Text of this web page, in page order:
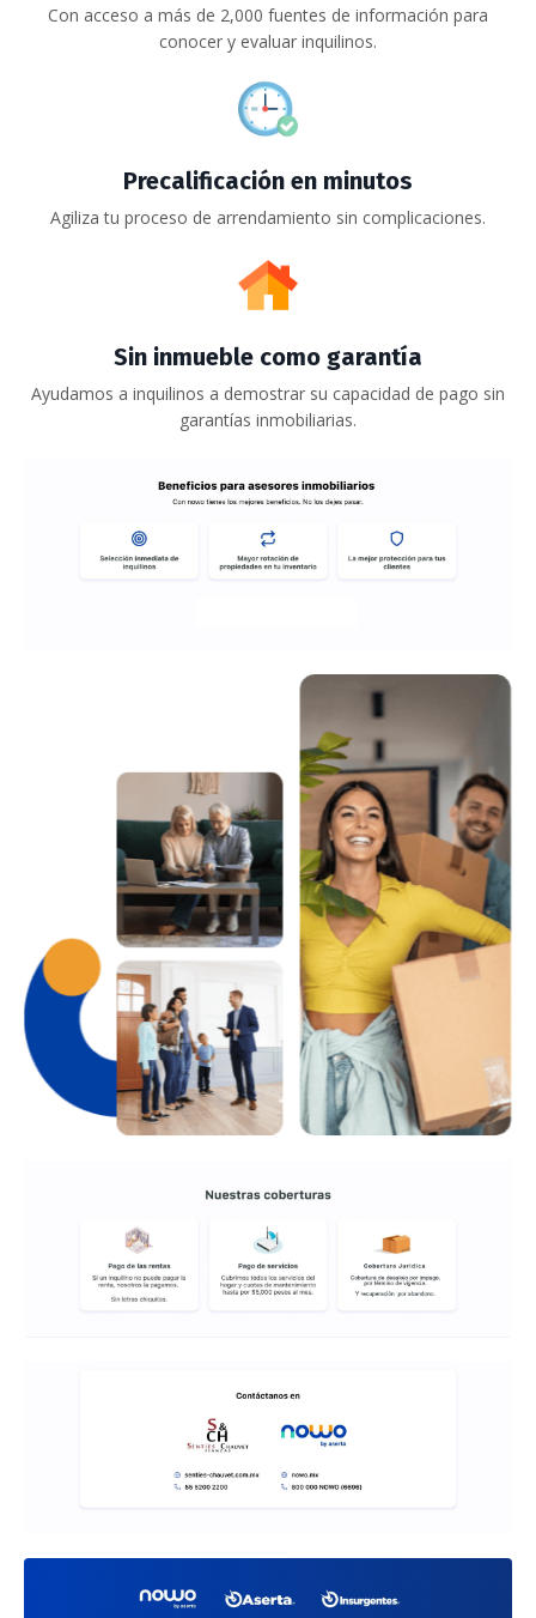
Con acceso a más de 2,000 fuentes de información para
conocer y evaluar inquilinos.
Precalificación en minutos
Agiliza tu proceso de arrendamiento sin complicaciones.
Sin inmueble como garantía
Ayudamos a inquilinos a demostrar su capacidad de pago sin
garantías inmobiliarias.